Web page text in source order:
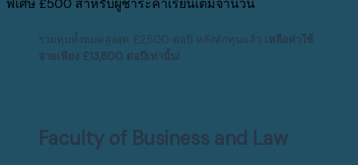
พิเศษ £500 สำหรับผู้ชำระค่าเรียนเต็มจำนวน
รวมทุนทั้งหมดสูงสุด £2,500 ต่อปี หลังหักทุนแล้ว เหลือค่าใช้
จ่ายเพียง £13,800 ต่อปีเท่านั้น!
Faculty of Business and Law